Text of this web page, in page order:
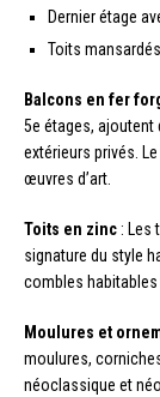
Dernier étage
Toits mansardés
Balcons en fer
5e étages,
extérieurs privés.
œuvres d’art.
Toits en zinc : Les
signature du style
combles habitables
Moulures et
moulures,
néoclassique et